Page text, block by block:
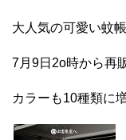
大人気の可愛い蚊
7月9日2o時から再
カラーも10種類に